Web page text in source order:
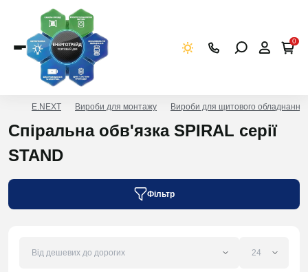
0
E.NEXT Вироби для монтажу Вироби для щитового обладнання
Спіральна обв'язка SPIRAL серії
STAND
Фільтр